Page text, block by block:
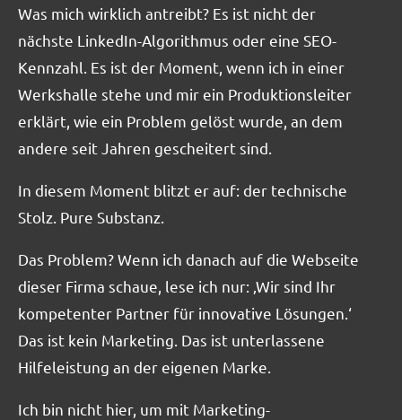
Was mich wirklich antreibt? Es ist nicht der
nächste LinkedIn-Algorithmus oder eine SEO-
Kennzahl. Es ist der Moment, wenn ich in einer
Werkshalle stehe und mir ein Produktionsleiter
erklärt, wie ein Problem gelöst wurde, an dem
andere seit Jahren gescheitert sind.
In diesem Moment blitzt er auf: der technische
Stolz. Pure Substanz.
Das Problem? Wenn ich danach auf die Webseite
dieser Firma schaue, lese ich nur: ‚Wir sind Ihr
kompetenter Partner für innovative Lösungen.‘
Das ist kein Marketing. Das ist unterlassene
Hilfeleistung an der eigenen Marke.
Ich bin nicht hier, um mit Marketing-